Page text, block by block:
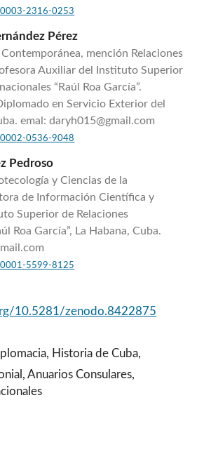
2316-0253
Pérez
mención Relaciones
Auxiliar del Instituto Superior
“Raúl Roa García”.
en Servicio Exterior del
emal: daryh015@gmail.com
0536-9048
Pedroso
y Ciencias de la
de Información Científica y
Superior de Relaciones
Roa García”, La Habana, Cuba.
5599-8125
10.5281/zenodo.8422875
Historia de Cuba,
Anuarios Consulares,